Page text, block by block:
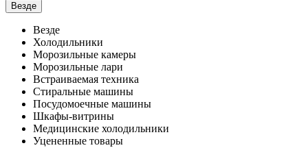
Везде
Везде
Холодильники
Морозильные камеры
Морозильные лари
Встраиваемая техника
Стиральные машины
Посудомоечные машины
Шкафы-витрины
Медицинские холодильники
Уцененные товары